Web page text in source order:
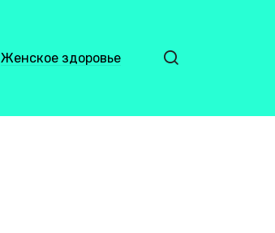
Женское здоровье